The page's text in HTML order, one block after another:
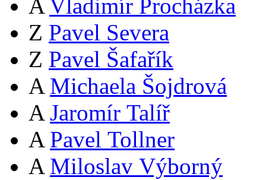
A Vladimír Procházka
Z Pavel Severa
Z Pavel Šafařík
A Michaela Šojdrová
A Jaromír Talíř
A Pavel Tollner
A Miloslav Výborný